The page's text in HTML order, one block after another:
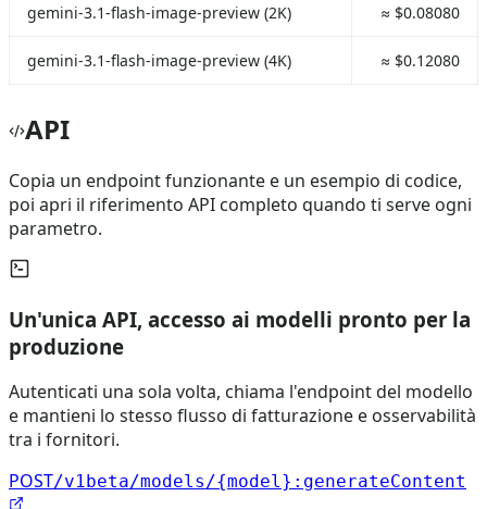
gemini-3.1-flash-image-preview (2K) ≈ $0.08080
gemini-3.1-flash-image-preview (4K) ≈ $0.12080
API
Copia un endpoint funzionante e un esempio di codice,
poi apri il riferimento API completo quando ti serve ogni
parametro.
Un'unica API, accesso ai modelli pronto per la
produzione
Autenticati una sola volta, chiama l'endpoint del modello
e mantieni lo stesso flusso di fatturazione e osservabilità
tra i fornitori.
POST/v1beta/models/{model}:generateContent